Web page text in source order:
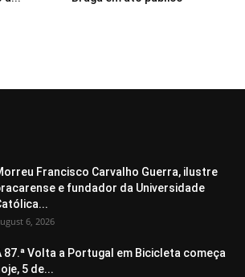
Francisco Carvalho Guerra, ilustre
e fundador da Universidade
6, 2026
87.ª Volta a Portugal em Bicicleta começa
5 de...